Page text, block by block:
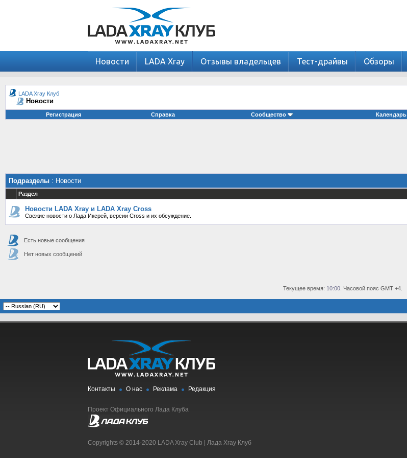
Новости LADA Xray Отзывы владельцев Тест-драйвы Обзоры
LADA Xray Клуб
Новости
Регистрация
Справка Сообщество Календарь
Подразделы : Новости
Раздел
Новости LADA Xray и LADA Xray Cross
Свежие новости о Лада Иксрей, версии Cross и их обсуждение.
Есть новые сообщения
Нет новых сообщений
Текущее время: 10:00 . Часовой пояс GMT +4.
Контакты О нас Реклама Редакция
Проект Официального Лада Клуба
Copyrights © 2014-2020 LADA Xray Club | Лада Xray Клуб